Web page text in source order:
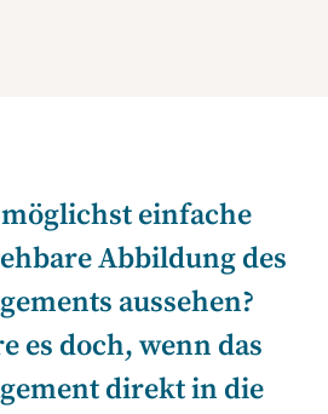
einfache
Abbildung des
aussehen?
es doch, wenn das
direkt in die